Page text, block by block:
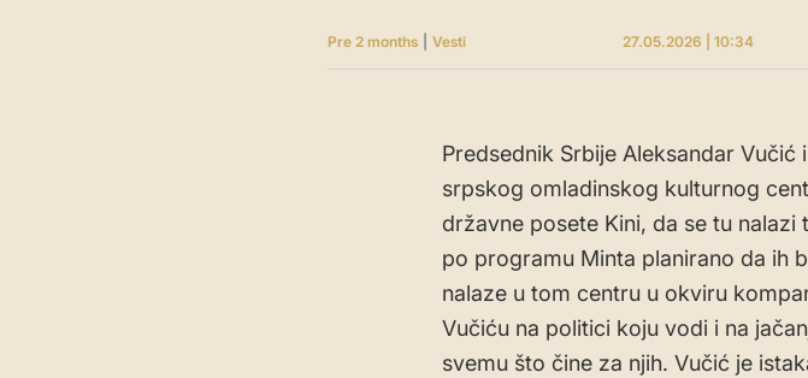
Pre 2 months Vesti 27.05.2026 | 10:34
Predsednik Srbije Aleksandar
srpskog omladinskog kulturnog
državne posete Kini, da se tu
po programu Minta planirano da ih
nalaze u tom centru u okviru
Vučiću na politici koju vodi i na
svemu što čine za njih. Vučić je